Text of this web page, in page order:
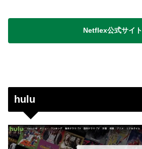
Netflex公式サイト
hulu